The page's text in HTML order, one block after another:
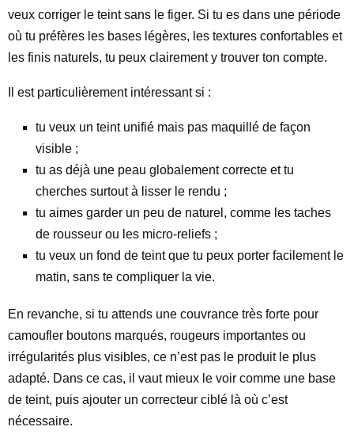
veux corriger le teint sans le figer. Si tu es dans une période
où tu préfères les bases légères, les textures confortables et
les finis naturels, tu peux clairement y trouver ton compte.
Il est particulièrement intéressant si :
tu veux un teint unifié mais pas maquillé de façon
visible ;
tu as déjà une peau globalement correcte et tu
cherches surtout à lisser le rendu ;
tu aimes garder un peu de naturel, comme les taches
de rousseur ou les micro-reliefs ;
tu veux un fond de teint que tu peux porter facilement le
matin, sans te compliquer la vie.
En revanche, si tu attends une couvrance très forte pour
camoufler boutons marqués, rougeurs importantes ou
irrégularités plus visibles, ce n’est pas le produit le plus
adapté. Dans ce cas, il vaut mieux le voir comme une base
de teint, puis ajouter un correcteur ciblé là où c’est
nécessaire.